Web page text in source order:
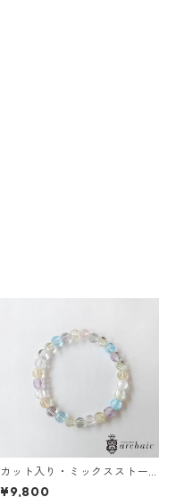
カット入り・ミックスストー
ンのブレスレット(6mm)
¥9,800